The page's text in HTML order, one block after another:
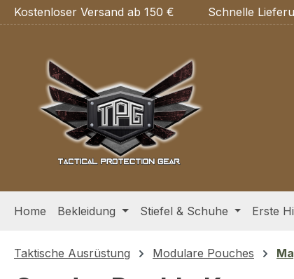
Hauptinhalt springen
Zur Suche springen
Zur Hauptnavigation springen
Kostenloser Versand ab 150 € Schnelle
Home Bekleidung Stiefel & Schuhe Erste
Taktische Ausrüstung Modulare Pouches